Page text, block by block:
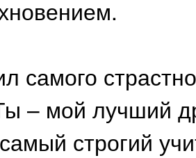
самого
– мой лучший
строгий